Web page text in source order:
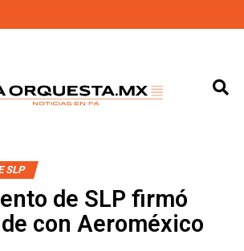
SLP
de SLP firmó
con Aeroméxico